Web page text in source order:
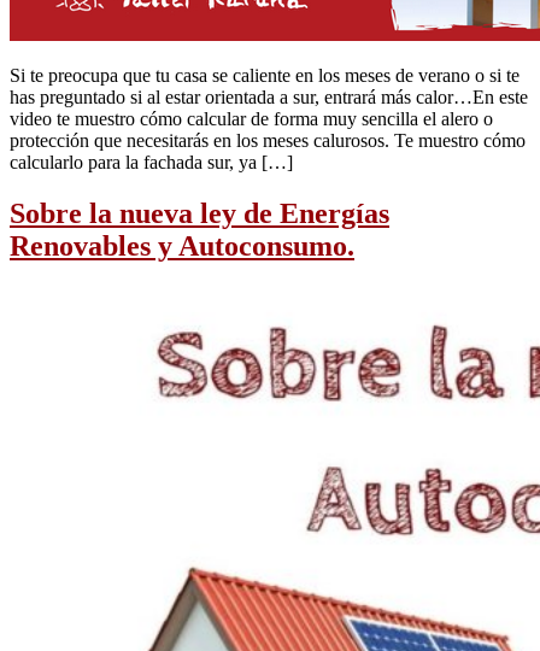
Si te preocupa que tu casa se caliente en los meses de verano o si te
has preguntado si al estar orientada a sur, entrará más calor…En este
video te muestro cómo calcular de forma muy sencilla el alero o
protección que necesitarás en los meses calurosos. Te muestro cómo
calcularlo para la fachada sur, ya […]
Sobre la nueva ley de Energías
Renovables y Autoconsumo.